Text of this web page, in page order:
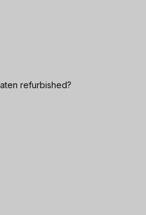
refurbished?